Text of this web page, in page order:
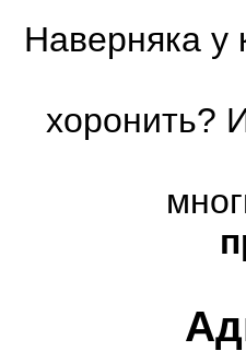
Наверняка у
хоронить?